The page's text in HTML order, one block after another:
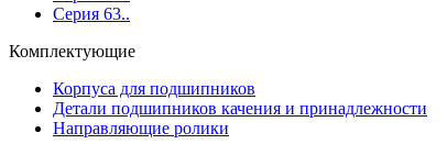
Серия 63..
Комплектующие
Корпуса для подшипников
Детали подшипников качения и принадлежности
Направляющие ролики